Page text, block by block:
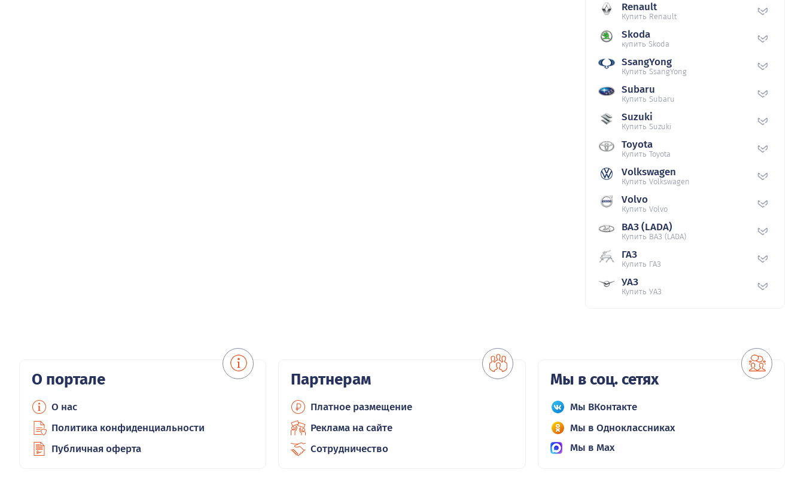
Renault
Купить Renault
Skoda
купить Skoda
SsangYong
Купить SsangYong
Subaru
Купить Subaru
Suzuki
Купить Suzuki
Toyota
Купить Toyota
Volkswagen
Купить Volkswagen
Volvo
Купить Volvo
ВАЗ (LADA)
Купить ВАЗ (LADA)
ГАЗ
Купить ГАЗ
УАЗ
Купить УАЗ
О портале
О нас
Политика конфиденциальности
Публичная оферта
Партнерам
Платное размещение
Реклама на сайте
Сотрудничество
Мы в соц. сетях
Мы ВКонтакте
Мы в Одноклассниках
Мы в Max